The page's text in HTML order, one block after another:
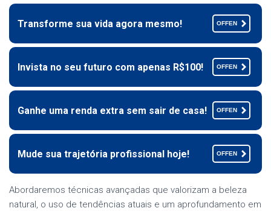
Transforme sua vida agora mesmo! OFFEN
Invista no seu futuro com apenas R$100! OFFEN
Ganhe uma renda extra sem sair de casa! OFFEN
Mude sua trajetória profissional hoje! OFFEN
Abordaremos técnicas avançadas que valorizam a beleza
natural, o uso de tendências atuais e um aprofundamento em